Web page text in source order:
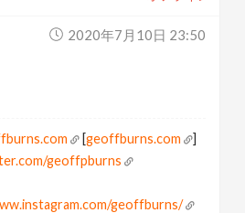
2020年7月10日 23:50
[geoffburns.com
]
geoffpburns
geoffburns/